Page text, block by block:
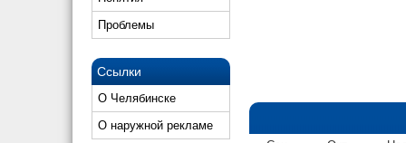
Проблемы
Ссылки
О Челябинске
О наружной рекламе